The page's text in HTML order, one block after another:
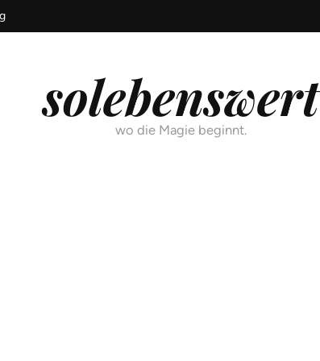
solebenswert
wo die Magie beginnt.